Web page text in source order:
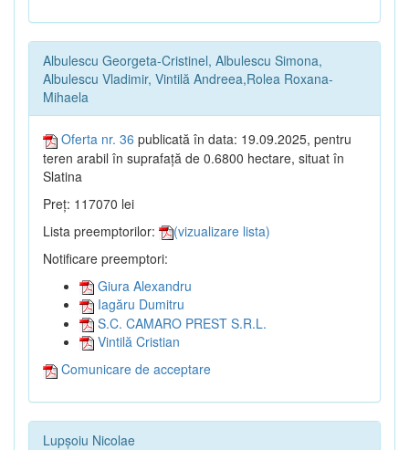
Albulescu Georgeta-Cristinel, Albulescu Simona,
Albulescu Vladimir, Vintilă Andreea,Rolea Roxana-
Mihaela
Oferta nr. 36 publicată în data: 19.09.2025, pentru
teren arabil în suprafață de 0.6800 hectare, situat în
Slatina
Preț: 117070 lei
Lista preemptorilor:
(vizualizare lista)
Notificare preemptori:
Giura Alexandru
Iagăru Dumitru
S.C. CAMARO PREST S.R.L.
Vintilă Cristian
Comunicare de acceptare
Lupșoiu Nicolae